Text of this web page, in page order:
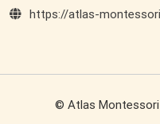
https://atlas-
© Atlas Montessori